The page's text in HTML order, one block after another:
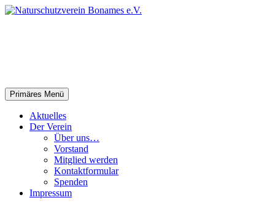
Zum
Suchen
Primäres Menü
Aktuelles
Der Verein
Über uns…
Vorstand
Mitglied werden
Kontaktformular
Spenden
Impressum